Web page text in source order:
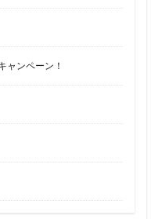
ャンペーン！